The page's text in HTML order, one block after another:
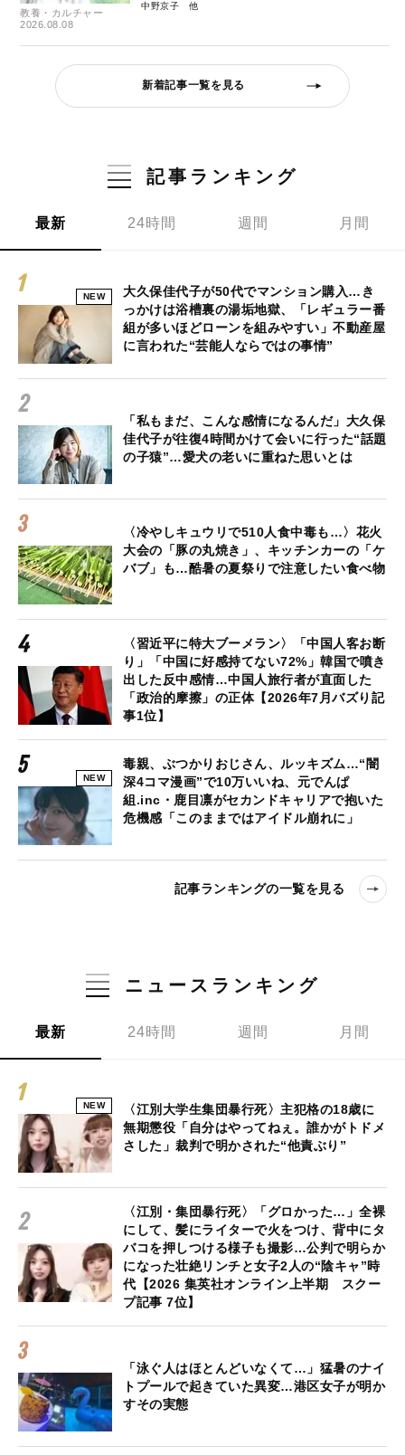
教養・カルチャー
2026.08.08
中野京子
新着記事一覧を見る
記事ランキング
最新 24時間 週間 月間
NEW
大久保佳代子が50代でマンション購入…き
っかけは浴槽裏の湯垢地獄、「レギュラー番
組が多いほどローンを組みやすい」不動産屋
に言われた“芸能人ならではの事情”
「私もまだ、こんな感情になるんだ」大久保
佳代子が往復4時間かけて会いに行った“話題
の子猿”…愛犬の老いに重ねた思いとは
〈冷やしキュウリで510人食中毒も…〉花火
大会の「豚の丸焼き」、キッチンカーの「ケ
バブ」も…酷暑の夏祭りで注意したい食べ物
〈習近平に特大ブーメラン〉「中国人客お断
り」「中国に好感持てない72%」韓国で噴き
出した反中感情…中国人旅行者が直面した
「政治的摩擦」の正体【2026年7月バズり記
事1位】
NEW
毒親、ぶつかりおじさん、ルッキズム…“闇
深4コマ漫画”で10万いいね、元でんぱ
組.inc・鹿目凛がセカンドキャリアで抱いた
危機感「このままではアイドル崩れに」
記事ランキングの一覧を見る
ニュースランキング
最新 24時間 週間 月間
NEW
〈江別大学生集団暴行死〉主犯格の18歳に
無期懲役「自分はやってねぇ。誰かがトドメ
さした」裁判で明かされた“他責ぶり”
〈江別・集団暴行死〉「グロかった…」全裸
にして、髪にライターで火をつけ、背中にタ
バコを押しつける様子も撮影…公判で明らか
になった壮絶リンチと女子2人の“陰キャ”時
代【2026 集英社オンライン上半期 スクー
プ記事 7位】
「泳ぐ人はほとんどいなくて…」猛暑のナイ
トプールで起きていた異変…港区女子が明か
すその実態